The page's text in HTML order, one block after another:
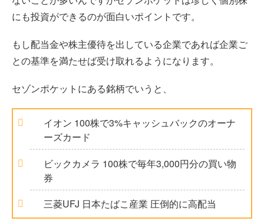
にも投資ができるのが面白いポイントです。
もし配当金や株主優待を出している企業であれば企業ご
との基準を満たせば受け取れるようになります。
セゾンポケットにある銘柄でいうと、
イオン 100株で3%キャッシュバックのオーナ
ーズカード
ビックカメラ 100株で毎年3,000円分の買い物
券
三菱UFJ 日本たばこ産業 圧倒的に高配当